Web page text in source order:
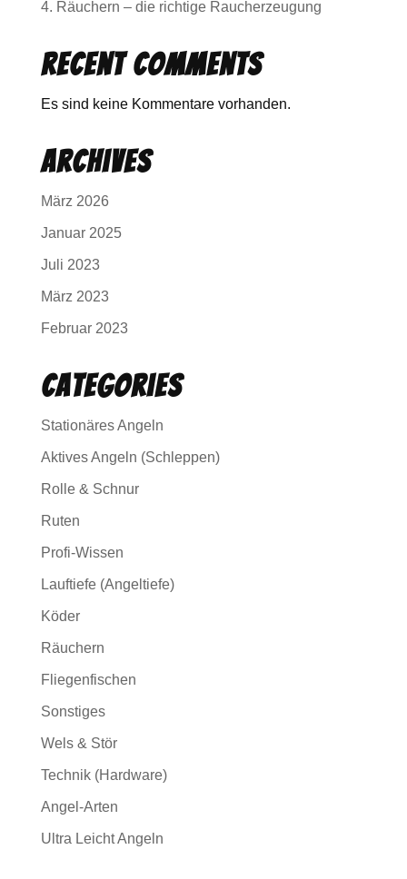
4. Räuchern – die richtige Raucherzeugung
Recent Comments
Es sind keine Kommentare vorhanden.
Archives
März 2026
Januar 2025
Juli 2023
März 2023
Februar 2023
Categories
Stationäres Angeln
Aktives Angeln (Schleppen)
Rolle & Schnur
Ruten
Profi-Wissen
Lauftiefe (Angeltiefe)
Köder
Räuchern
Fliegenfischen
Sonstiges
Wels & Stör
Technik (Hardware)
Angel-Arten
Ultra Leicht Angeln